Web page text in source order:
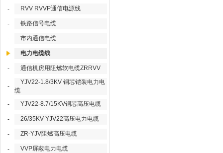
- RVV RVVP通信电源线
- 铁路信号电缆
- 市内通信电缆
电力电缆线
- 通信机房用阻燃软电缆ZRRVV
-
YJV22-1.8/3KV 铜芯铠装电力电
缆
-
YJV22-8.7/15KV铜芯高压电缆
- 26/35KV-YJV22高压电力电缆
- ZR-YJV阻燃高压电缆
- VVP屏蔽电力电缆